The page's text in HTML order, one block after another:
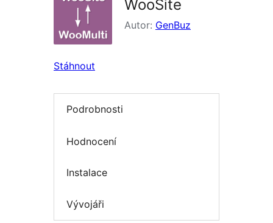
WooSite
Autor: GenBuz
Stáhnout
Podrobnosti
Hodnocení
Instalace
Vývojáři